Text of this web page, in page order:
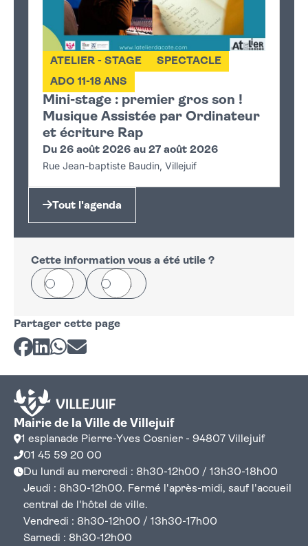
Mini-stage : premier gros son !
Musique Assistée par Ordinateur
et écriture Rap
ATELIER - STAGE
SPECTACLE
ADO 11-18 ANS
Du 26 août 2026 au 27 août 2026
Rue Jean-baptiste Baudin, Villejuif
Tout l'agenda
Cette information vous a été utile ?
Oui Non
Partager cette page
Partager sur Facebook
Partager sur LinkedIn
Partager sur Whatsapp
Partager par courriel
Mairie de la Ville de Villejuif
1 esplanade Pierre-Yves Cosnier - 94807 Villejuif
01 45 59 20 00
Du lundi au mercredi : 8h30-12h00 / 13h30-18h00
Jeudi : 8h30-12h00. Fermé l'après-midi, sauf l'accueil
central de l'hôtel de ville.
Vendredi : 8h30-12h00 / 13h30-17h00
Samedi : 8h30-12h00